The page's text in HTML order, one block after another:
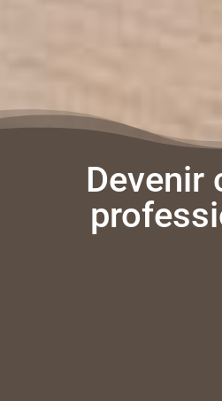
Devenir